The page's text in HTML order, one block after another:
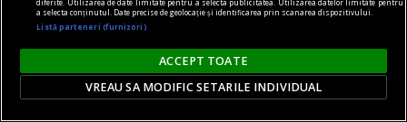
elementele funcționează împreună pentru a crea
o atmosferă echilibrată.
a selecta conținutul. Date precise de geolocație și identificarea prin scanarea dispozitivului.
Listă parteneri (furnizori)
ACCEPT TOATE
VREAU SA MODIFIC SETARILE INDIVIDUAL